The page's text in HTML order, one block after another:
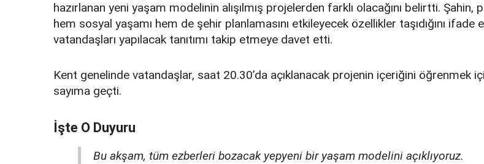
hazırlanan yeni yaşam modelinin alışılmış projelerden farklı olacağını belirtti. Şahin,
hem sosyal yaşamı hem de şehir planlamasını etkileyecek özellikler taşıdığını ifade
vatandaşları yapılacak tanıtımı takip etmeye davet etti.
Kent genelinde vatandaşlar, saat 20.30’da açıklanacak projenin içeriğini öğrenmek
sayıma geçti.
İşte O Duyuru
Bu akşam, tüm ezberleri bozacak yepyeni bir yaşam modelini açıklıyoruz.